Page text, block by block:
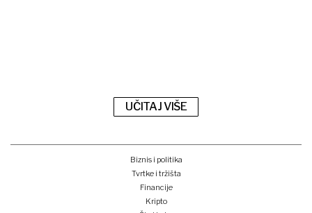
UČITAJ VIŠE
Biznis i politika
Tvrtke i tržišta
Financije
Kripto